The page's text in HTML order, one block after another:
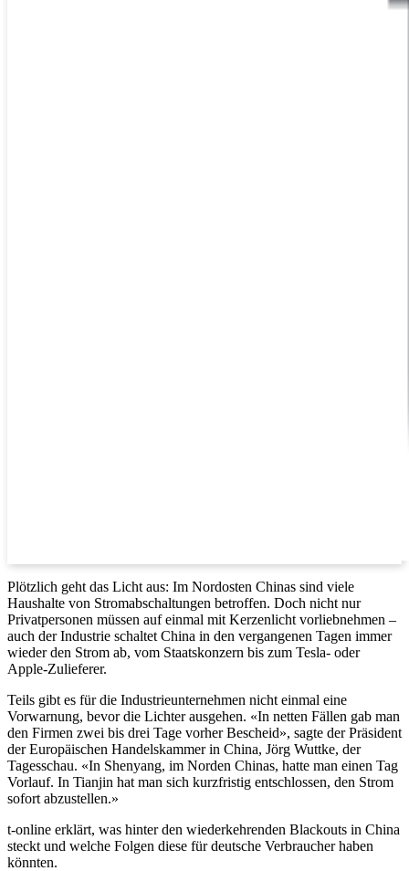
Plötzlich geht das Licht aus: Im Nordosten Chinas sind viele
Haushalte von Stromabschaltungen betroffen. Doch nicht nur
Privatpersonen müssen auf einmal mit Kerzenlicht vorliebnehmen –
auch der Industrie schaltet China in den vergangenen Tagen immer
wieder den Strom ab, vom Staatskonzern bis zum Tesla- oder
Apple-Zulieferer.
Teils gibt es für die Industrieunternehmen nicht einmal eine
Vorwarnung, bevor die Lichter ausgehen. «In netten Fällen gab man
den Firmen zwei bis drei Tage vorher Bescheid», sagte der Präsident
der Europäischen Handelskammer in China, Jörg Wuttke, der
Tagesschau. «In Shenyang, im Norden Chinas, hatte man einen Tag
Vorlauf. In Tianjin hat man sich kurzfristig entschlossen, den Strom
sofort abzustellen.»
t-online erklärt, was hinter den wiederkehrenden Blackouts in China
steckt und welche Folgen diese für deutsche Verbraucher haben
könnten.